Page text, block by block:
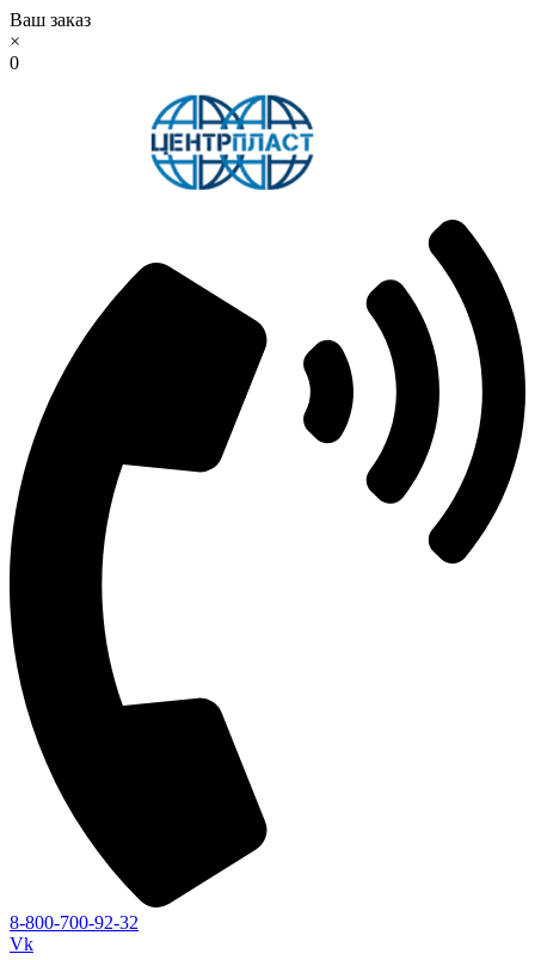
Ваш заказ
×
0
8-800-700-92-32
Vk